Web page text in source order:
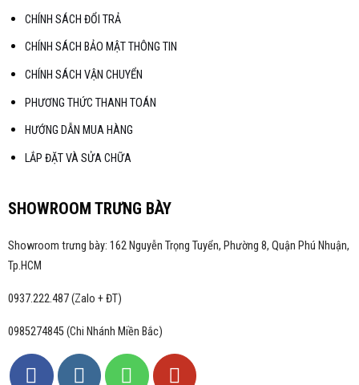
CHÍNH SÁCH ĐỔI TRẢ
CHÍNH SÁCH BẢO MẬT THÔNG TIN
CHÍNH SÁCH VẬN CHUYỂN
PHƯƠNG THỨC THANH TOÁN
HƯỚNG DẪN MUA HÀNG
LẮP ĐẶT VÀ SỬA CHỮA
SHOWROOM TRƯNG BÀY
Showroom trưng bày: 162 Nguyễn Trọng Tuyển, Phường 8, Quận Phú Nhuận,
Tp.HCM
0937.222.487 (Zalo + ĐT)
0985274845 (Chi Nhánh Miền Bắc)